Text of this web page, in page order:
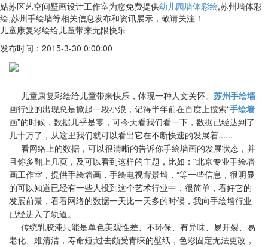
姑苏区艺空间壁画设计工作室为您免费提供幼儿园墙体彩绘,苏州墙体彩
绘,苏州手绘墙等相关信息发布和资讯展示，敬请关注！
儿童康复彩绘给儿童带来无限快乐
发布时间：2015-3-30 0:00:00
儿童康复彩绘给儿童带来快乐，体现一种人文关怀。 苏州手绘墙
画行业的出现总是掀起一段小浪，记得半年前在百度上搜索“手绘墙
画”的时候，数据几乎是零，可今天看我们看一下，数据已经达到了
几十万了，从这里我们就可以看出它在不断快速的发展着......
看网络上的数据，可以很清晰的告诉你手绘墙画的发展状态，并
且你多翻上几页，及可以看到这样的主题，比如： “北京专业手绘墙
画工作室，提供手绘墙画，手绘电视背景墙， ”等一些信息，很明显
的可以知道已经有一些人投到这个艺术行业中，很简单，看好它的
发展前景，看看网络的数据一天比一天多的时候，我向手绘墙行业
已经进入了轨道。
传统乳胶漆只能是单色美观性差、不环保、有异味、易开裂、易
老化、难清洁，寿命短;过去颇受青睐的壁纸，色彩固定无法更改，